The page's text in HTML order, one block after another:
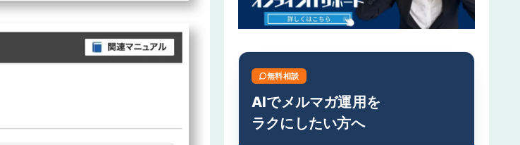
無料相談
AIでメルマガ運用を
ラクにしたい方へ